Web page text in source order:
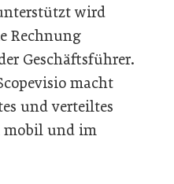
wird
Rechnung
Geschäftsführer.
macht
und verteiltes
mobil und im